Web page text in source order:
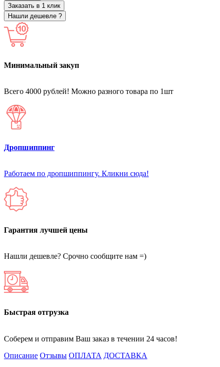
Заказать в 1 клик
Нашли дешевле ?
Минимальный закуп
Всего 4000 рублей! Можно разного товара по 1шт
Дропшиппинг
Работаем по дропшиппингу. Кликни сюда!
Гарантия лучшей цены
Нашли дешевле? Срочно сообщите нам =)
Быстрая отгрузка
Соберем и отправим Ваш заказ в течении 24 часов!
Описание Отзывы ОПЛАТА ДОСТАВКА